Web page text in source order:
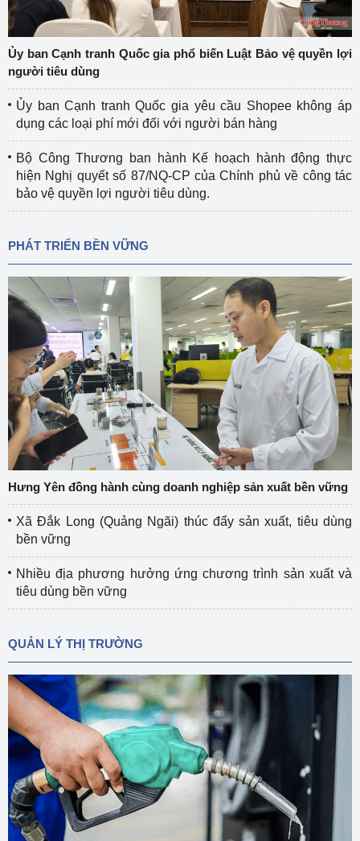
Ủy ban Cạnh tranh Quốc gia phổ biến Luật Bảo vệ quyền lợi
người tiêu dùng
Ủy ban Cạnh tranh Quốc gia yêu cầu Shopee không áp
dụng các loại phí mới đối với người bán hàng
Bộ Công Thương ban hành Kế hoạch hành động thực
hiện Nghị quyết số 87/NQ-CP của Chính phủ về công tác
bảo vệ quyền lợi người tiêu dùng.
PHÁT TRIỂN BỀN VỮNG
Hưng Yên đồng hành cùng doanh nghiệp sản xuất bền vững
Xã Đắk Long (Quảng Ngãi) thúc đẩy sản xuất, tiêu dùng
bền vững
Nhiều địa phương hưởng ứng chương trình sản xuất và
tiêu dùng bền vững
QUẢN LÝ THỊ TRƯỜNG